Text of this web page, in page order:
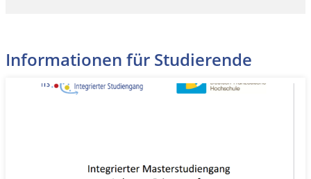
Informationen für Studierende